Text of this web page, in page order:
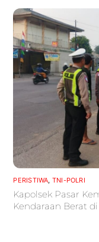
PERISTIWA TNI-POLRI
Kapolsek Pasar
Kendaraan Berat